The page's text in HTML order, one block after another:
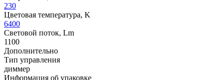
230
Цветовая температура, K
6400
Световой поток, Lm
1100
Дополнительно
Тип управления
диммер
Информация об упаковке